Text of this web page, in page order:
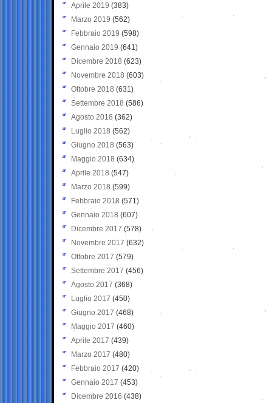
Aprile 2019 (383)
Marzo 2019 (562)
Febbraio 2019 (598)
Gennaio 2019 (641)
Dicembre 2018 (623)
Novembre 2018 (603)
Ottobre 2018 (631)
Settembre 2018 (586)
Agosto 2018 (362)
Luglio 2018 (562)
Giugno 2018 (563)
Maggio 2018 (634)
Aprile 2018 (547)
Marzo 2018 (599)
Febbraio 2018 (571)
Gennaio 2018 (607)
Dicembre 2017 (578)
Novembre 2017 (632)
Ottobre 2017 (579)
Settembre 2017 (456)
Agosto 2017 (368)
Luglio 2017 (450)
Giugno 2017 (468)
Maggio 2017 (460)
Aprile 2017 (439)
Marzo 2017 (480)
Febbraio 2017 (420)
Gennaio 2017 (453)
Dicembre 2016 (438)